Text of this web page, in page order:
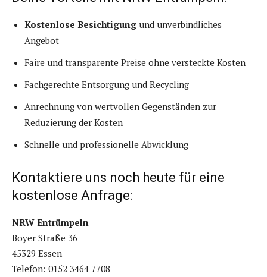
Kostenlose Besichtigung und unverbindliches
Angebot
Faire und transparente Preise ohne versteckte Kosten
Fachgerechte Entsorgung und Recycling
Anrechnung von wertvollen Gegenständen zur
Reduzierung der Kosten
Schnelle und professionelle Abwicklung
Kontaktiere uns noch heute für eine
kostenlose Anfrage:
NRW Entrümpeln
Boyer Straße 36
45329 Essen
Telefon: 0152 3464 7708